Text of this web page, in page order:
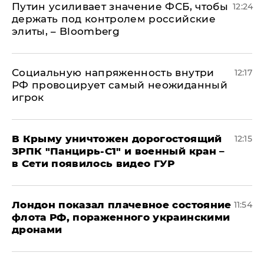
Путин усиливает значение ФСБ, чтобы
держать под контролем российские
элиты, – Bloomberg
12:24
Социальную напряженность внутри
РФ провоцирует самый неожиданный
игрок
12:17
В Крыму уничтожен дорогостоящий
ЗРПК "Панцирь-С1" и военный кран –
в Сети появилось видео ГУР
12:15
Лондон показал плачевное состояние
флота РФ, пораженного украинскими
дронами
11:54